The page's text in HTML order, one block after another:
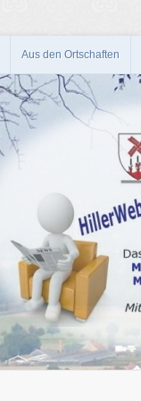
Aus den Ortschaften